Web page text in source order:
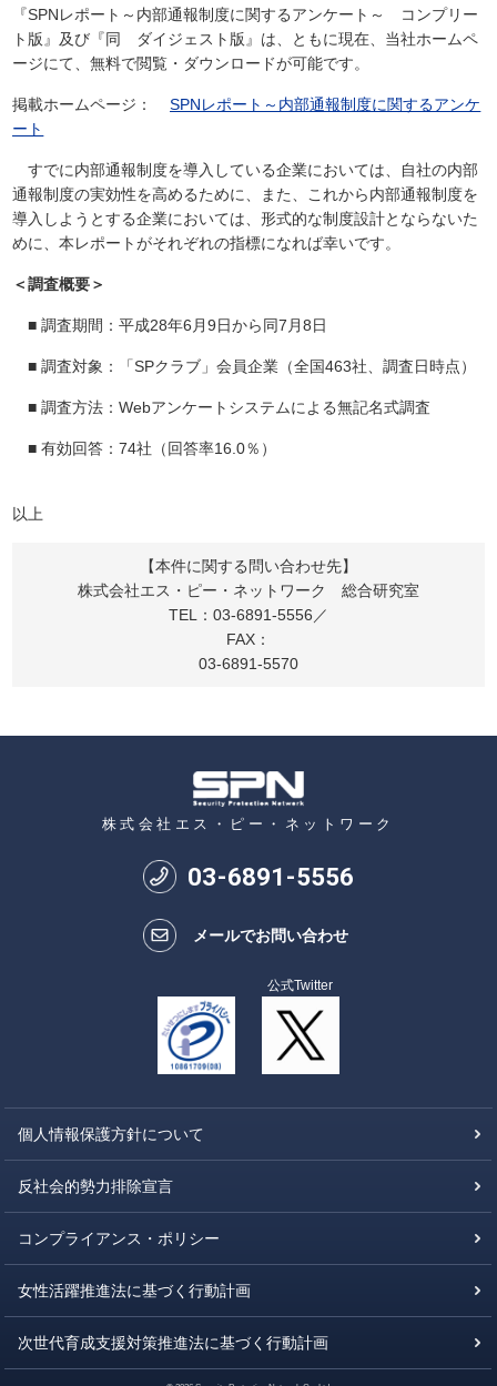
『SPNレポート～内部通報制度に関するアンケート～ コンプリー
ト版』及び『同 ダイジェスト版』は、ともに現在、当社ホームペ
ージにて、無料で閲覧・ダウンロードが可能です。
掲載ホームページ：
SPNレポート～内部通報制度に関するアンケ
ート
すでに内部通報制度を導入している企業においては、自社の内部
通報制度の実効性を高めるために、また、これから内部通報制度を
導入しようとする企業においては、形式的な制度設計とならないた
めに、本レポートがそれぞれの指標になれば幸いです。
＜調査概要＞
■ 調査期間：平成28年6月9日から同7月8日
■ 調査対象：「SPクラブ」会員企業（全国463社、調査日時点）
■ 調査方法：Webアンケートシステムによる無記名式調査
■ 有効回答：74社（回答率16.0％）
以上
【本件に関する問い合わせ先】
株式会社エス・ピー・ネットワーク 総合研究室
TEL：03-6891-5556／
FAX：
03-6891-5570
株式会社エス・ピー・ネットワーク
03-6891-5556
メールでお問い合わせ
公式Twitter
個人情報保護方針について
反社会的勢力排除宣言
コンプライアンス・ポリシー
女性活躍推進法に基づく行動計画
次世代育成支援対策推進法に基づく行動計画